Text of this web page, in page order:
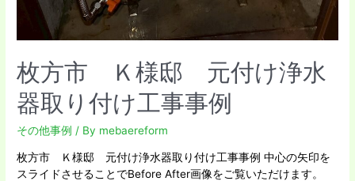
枚方市 Ｋ様邸 元付け浄水
器取り付け工事事例
その他事例 / By mebaereform
枚方市 Ｋ様邸 元付け浄水器取り付け工事事例 中心の矢印を
スライドさせることでBefore After画像をご覧いただけます。